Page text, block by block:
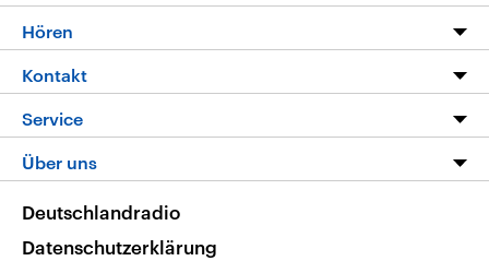
Programm
Die Nachrichten
Nachrichtenleicht
Neue Beiträge auf dlf.de
Hören
Livestream
Podcasts
Deutschlandfunk App
Nachrichten App
Frequenzen
Kontakt
Hörerservice
Service
FAQ
Veranstaltungen
Über uns
Deutschlandradio
Datenschutzerklärung